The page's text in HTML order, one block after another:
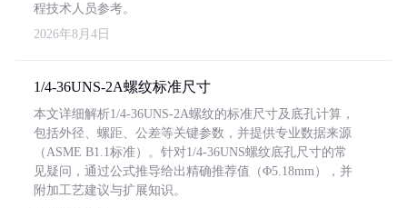
程技术人员参考。
2026年8月4日
1/4-36UNS-2A螺纹标准尺寸
本文详细解析1/4-36UNS-2A螺纹的标准尺寸及底孔计算，
包括外径、螺距、公差等关键参数，并提供专业数据来源
（ASME B1.1标准）。针对1/4-36UNS螺纹底孔尺寸的常
见疑问，通过公式推导给出精确推荐值（Φ5.18mm），并
附加工艺建议与扩展知识。